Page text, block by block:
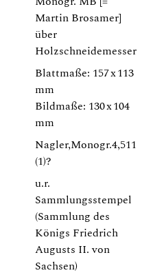
Martin Brosamer]
über
Holzschneidemesser
Blattmaße: 157 x 113
mm
Bildmaße: 130 x 104
mm
Nagler,Monogr.4,511
(1)?
u.r.
Sammlungsstempel
(Sammlung des
Königs Friedrich
Augusts II. von
Sachsen)